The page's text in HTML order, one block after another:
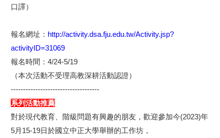
口譯）
報名網址： http://activity.dsa.fju.edu.tw/Activity.jsp?
activityID=31069
報名時間：4/24-5/19
（本次活動不受理高教深耕活動認證）
------------------------------------
系列活動推薦
對於現代教育、階級問題有興趣的朋友，歡迎參加今(2023)年
5月15-19日於國立中正大學舉辦的工作坊，